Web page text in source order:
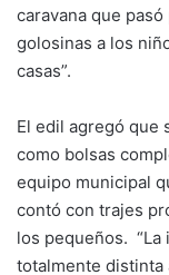
caravana que
golosinas a los
casas”.
El edil agregó que
como bolsas
equipo municipal
contó con trajes
los pequeños.
totalmente distinta